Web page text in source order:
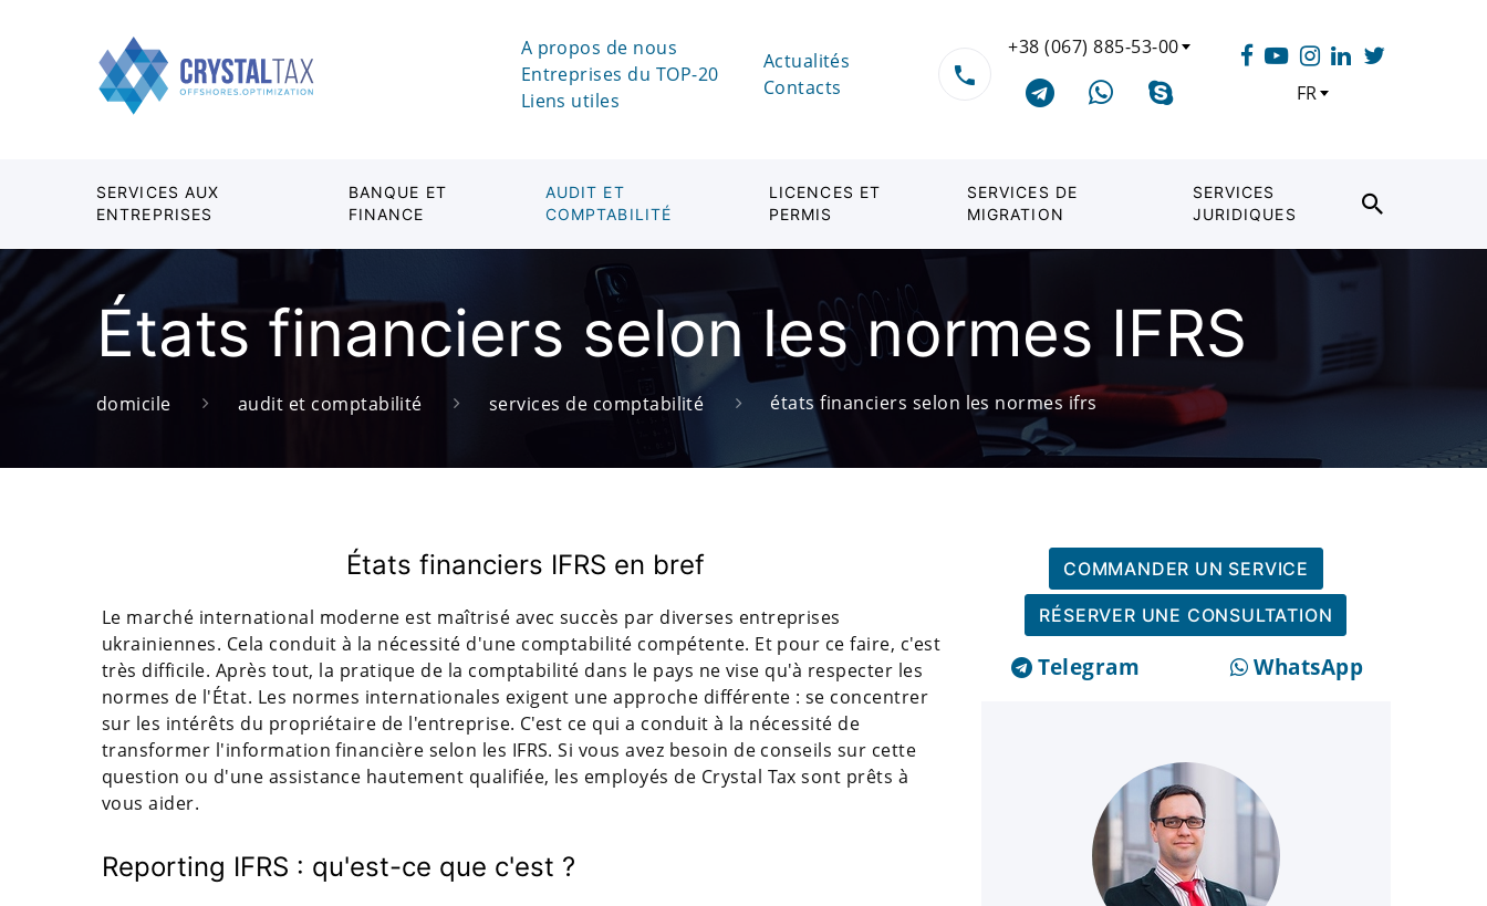
A propos de nous
Entreprises du TOP-20
Liens utiles
Actualités
Contacts
+38 (067) 885-53-00
FR
SERVICES AUX
ENTREPRISES
BANQUE ET
FINANCE
AUDIT ET
COMPTABILITÉ
LICENCES ET
PERMIS
SERVICES DE
MIGRATION
SERVICES
JURIDIQUES
États financiers selon les normes IFRS
domicile audit et comptabilité services de comptabilité états financiers selon les normes ifrs
États financiers IFRS en bref
Le marché international moderne est maîtrisé avec succès par diverses entreprises
ukrainiennes. Cela conduit à la nécessité d'une comptabilité compétente. Et pour ce faire, c'est
très difficile. Après tout, la pratique de la comptabilité dans le pays ne vise qu'à respecter les
normes de l'État. Les normes internationales exigent une approche différente : se concentrer
sur les intérêts du propriétaire de l'entreprise. C'est ce qui a conduit à la nécessité de
transformer l'information financière selon les IFRS. Si vous avez besoin de conseils sur cette
question ou d'une assistance hautement qualifiée, les employés de Crystal Tax sont prêts à
vous aider.
Reporting IFRS : qu'est-ce que c'est ?
COMMANDER UN SERVICE
RÉSERVER UNE CONSULTATION
Telegram WhatsApp